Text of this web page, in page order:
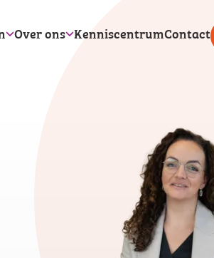
Over ons KenniscentrumContact